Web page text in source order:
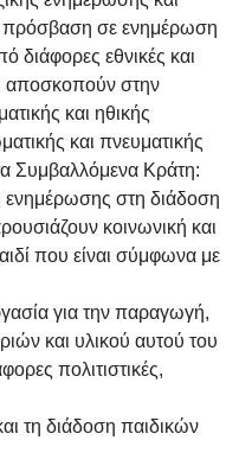
πρόσβαση σε ενημέρωση
διάφορες εθνικές και
αποσκοπούν στην
και ηθικής
και πνευματικής
Συμβαλλόμενα Κράτη:
ενημέρωσης στη διάδοση
κοινωνική και
που είναι σύμφωνα με
για την παραγωγή,
και υλικού αυτού του
πολιτιστικές,
τη διάδοση παιδικών